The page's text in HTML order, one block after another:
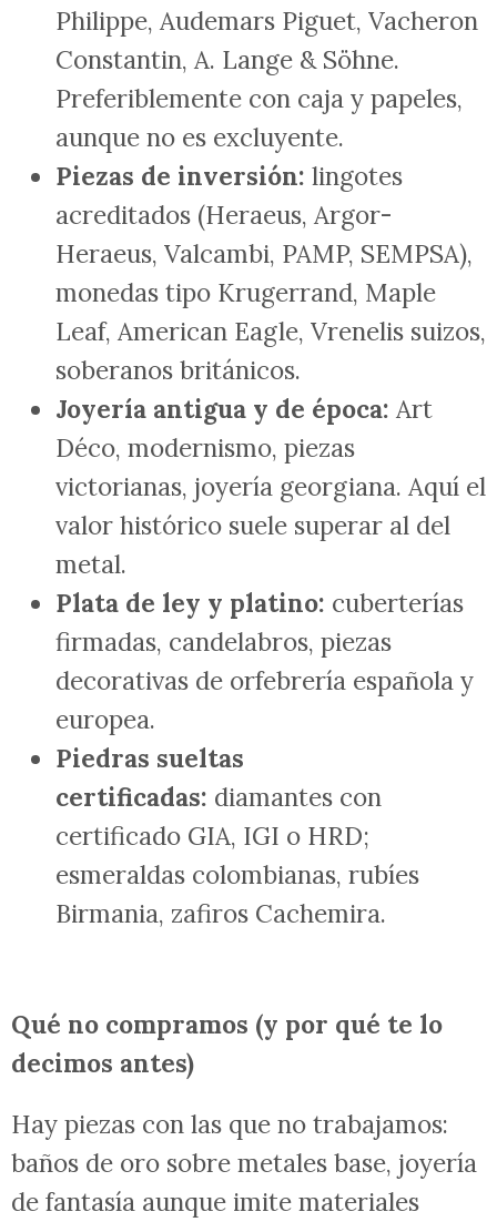
Philippe, Audemars Piguet, Vacheron
Constantin, A. Lange & Söhne.
Preferiblemente con caja y papeles,
aunque no es excluyente.
Piezas de inversión: lingotes
acreditados (Heraeus, Argor-
Heraeus, Valcambi, PAMP, SEMPSA),
monedas tipo Krugerrand, Maple
Leaf, American Eagle, Vrenelis suizos,
soberanos británicos.
Joyería antigua y de época: Art
Déco, modernismo, piezas
victorianas, joyería georgiana. Aquí el
valor histórico suele superar al del
metal.
Plata de ley y platino: cuberterías
firmadas, candelabros, piezas
decorativas de orfebrería española y
europea.
Piedras sueltas
certificadas: diamantes con
certificado GIA, IGI o HRD;
esmeraldas colombianas, rubíes
Birmania, zafiros Cachemira.
Qué no compramos (y por qué te lo
decimos antes)
Hay piezas con las que no trabajamos:
baños de oro sobre metales base, joyería
de fantasía aunque imite materiales